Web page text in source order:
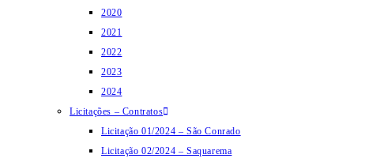
2020
2021
2022
2023
2024
Licitações – Contratos
Licitação 01/2024 – São Conrado
Licitação 02/2024 – Saquarema